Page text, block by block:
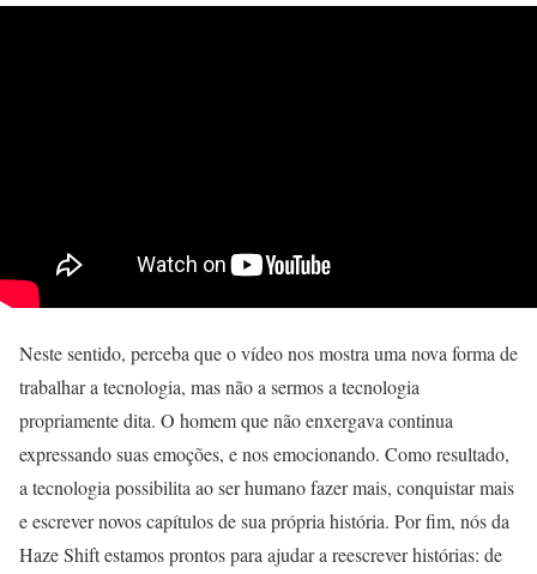
Neste sentido, perceba que o vídeo nos mostra uma nova forma de
trabalhar a tecnologia, mas não a sermos a tecnologia
propriamente dita. O homem que não enxergava continua
expressando suas emoções, e nos emocionando. Como resultado,
a tecnologia possibilita ao ser humano fazer mais, conquistar mais
e escrever novos capítulos de sua própria história. Por fim, nós da
Haze Shift estamos prontos para ajudar a reescrever histórias: de